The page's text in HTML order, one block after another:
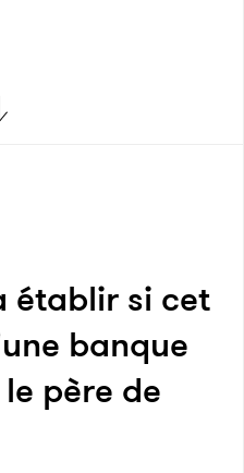
établir si cet
banque
père de